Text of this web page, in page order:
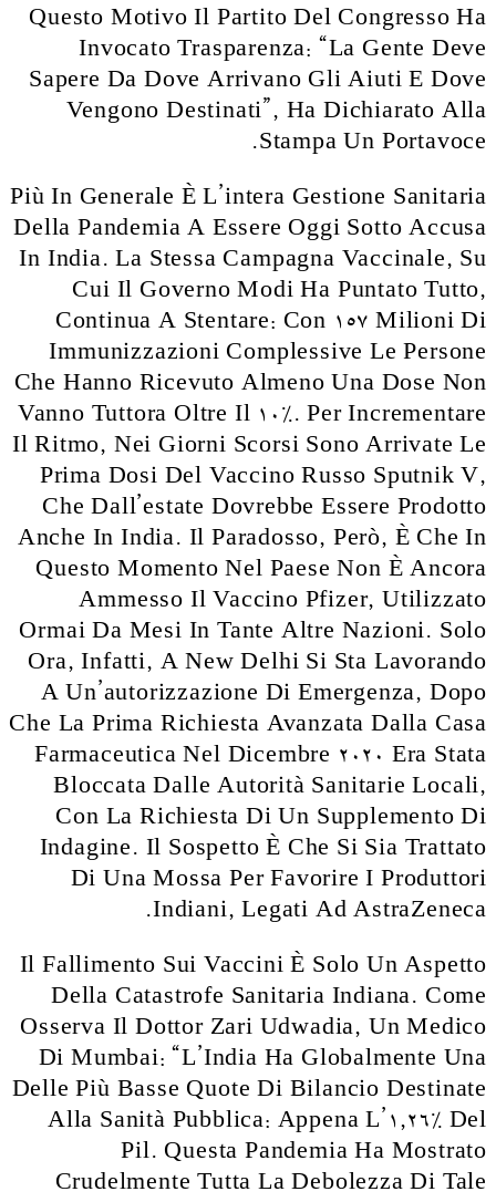
Questo Motivo Il Partito Del Congresso Ha
Invocato Trasparenza: “La Gente Deve
Sapere Da Dove Arrivano Gli Aiuti E Dove
Vengono Destinati”, Ha Dichiarato Alla
Stampa Un Portavoce.
Più In Generale È L’intera Gestione Sanitaria
Della Pandemia A Essere Oggi Sotto Accusa
In India. La Stessa Campagna Vaccinale, Su
Cui Il Governo Modi Ha Puntato Tutto,
Continua A Stentare: Con 157 Milioni Di
Immunizzazioni Complessive Le Persone
Che Hanno Ricevuto Almeno Una Dose Non
Vanno Tuttora Oltre Il 10%. Per Incrementare
Il Ritmo, Nei Giorni Scorsi Sono Arrivate Le
Prima Dosi Del Vaccino Russo Sputnik V,
Che Dall’estate Dovrebbe Essere Prodotto
Anche In India. Il Paradosso, Però, È Che In
Questo Momento Nel Paese Non È Ancora
Ammesso Il Vaccino Pfizer, Utilizzato
Ormai Da Mesi In Tante Altre Nazioni. Solo
Ora, Infatti, A New Delhi Si Sta Lavorando
A Un’autorizzazione Di Emergenza, Dopo
Che La Prima Richiesta Avanzata Dalla Casa
Farmaceutica Nel Dicembre 2020 Era Stata
Bloccata Dalle Autorità Sanitarie Locali,
Con La Richiesta Di Un Supplemento Di
Indagine. Il Sospetto È Che Si Sia Trattato
Di Una Mossa Per Favorire I Produttori
Indiani, Legati Ad AstraZeneca.
Il Fallimento Sui Vaccini È Solo Un Aspetto
Della Catastrofe Sanitaria Indiana. Come
Osserva Il Dottor Zari Udwadia, Un Medico
Di Mumbai: “L’India Ha Globalmente Una
Delle Più Basse Quote Di Bilancio Destinate
Alla Sanità Pubblica: Appena L’1,26% Del
Pil. Questa Pandemia Ha Mostrato
Crudelmente Tutta La Debolezza Di Tale